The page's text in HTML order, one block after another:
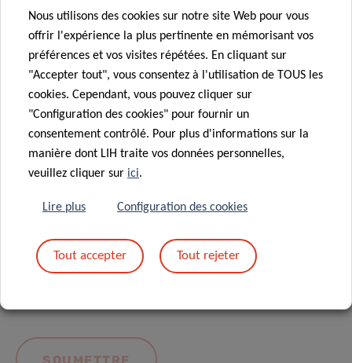
Message*
En envoyant votre message, vous acceptez
politique de confidentialité du LIH.
Nous utilisons des cookies sur notre site Web pour vous
offrir l'expérience la plus pertinente en mémorisant vos
préférences et vos visites répétées. En cliquant sur
"Accepter tout", vous consentez à l'utilisation de TOUS les
cookies. Cependant, vous pouvez cliquer sur
"Configuration des cookies" pour fournir un
consentement contrôlé. Pour plus d'informations sur la
manière dont LIH traite vos données personnelles,
veuillez cliquer sur ici.
Lire plus Configuration des cookies
Tout accepter Tout rejeter